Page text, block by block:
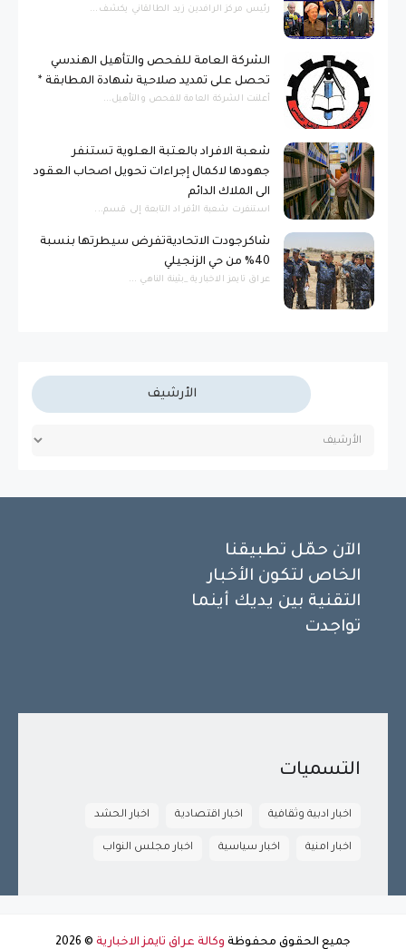
رئيس مركز الرافدين زيد الطالقاني يكشف...
الشركة العامة للفحص والتأهيل الهندسي
تحصل على تمديد صلاحية شهادة المطابقة *
أعلنت الشركة العامة للفحص والتأهيل...
شعبة الافراد بالعتبة العلوية تستنفر
جهودها لاكمال إجراءات تحويل اصحاب العقود
الى الملاك الدائم
استنفرت شعبة الأفراد التابعة إلى قسم...
شاكرجودت الاتحاديةتفرض سيطرتها بنسبة
40% من حي الزنجيلي
عراق تايمز الاخبارية _بثينة الناهي ...
الأرشيف
الآن حمّل تطبيقنا
الخاص لتكون الأخبار
التقنية بين يديك أينما
تواجدت
التسميات
اخبار ادبية وثقافية اخبار اقتصادية اخبار الحشد
اخبار امنية اخبار سياسية اخبار مجلس النواب
جميع الحقوق محفوظة وكالة عراق تايمز الاخبارية ©
2026